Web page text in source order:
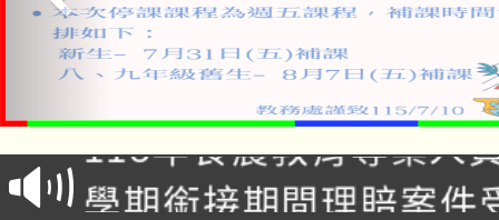
淨零綠生活教案入校路
115年食農教育專業人
程
學期銜接期間理賠案件